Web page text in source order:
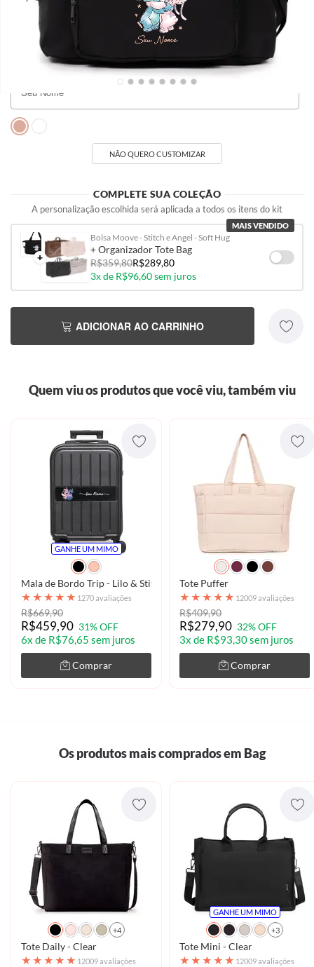
Seu Nome
R$249,90 R$249,90 R$249,90
NÃO QUERO CUSTOMIZAR
COMPLETE SUA COLEÇÃO
A personalização escolhida será aplicada a todos os itens do kit
MAIS VENDIDO
+
Bolsa Moove - Stitch e Angel - Soft Hug
+ Organizador Tote Bag
R$359,80R$289,80
3x de R$96,60 sem juros
ADICIONAR AO CARRINHO
Quem viu os produtos que você viu, também viu
GANHE UM MIMO
Mala de Bordo Trip - Lilo & Stitch - Stitch e Angel
★ ★ ★ ★ ★ 1270 avaliações
R$669,90
R$459,90 31% OFF
6x de R$76,65 sem juros
Comprar
Tote Puffer
★ ★ ★ ★ ★ 12009 avaliações
R$409,90
R$279,90 32% OFF
3x de R$93,30 sem juros
Comprar
Os produtos mais comprados em Bag
+4
Tote Daily - Clear
★ ★ ★ ★ ★ 12009 avaliações
GANHE UM MIMO
+3
Tote Mini - Clear
★ ★ ★ ★ ★ 12009 avaliações